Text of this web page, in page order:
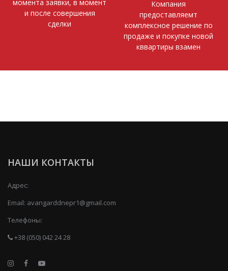
момента заявки, в момент
и после совершения
сделки
Компания
предоставляемт
комплексное решение по
продаже и покупке новой
кввартиры взамен
НАШИ КОНТАКТЫ
Адрес:
Email: avangarddnepr1@gmail.com
Телефоны:
+38 (050) 042 24 28